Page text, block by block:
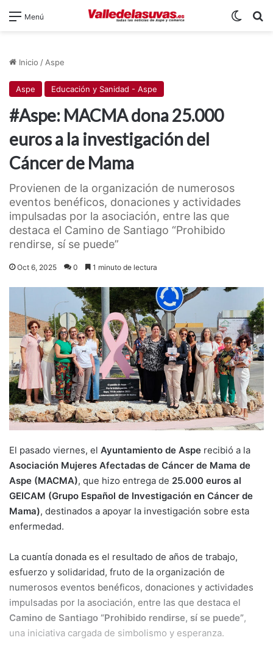
Menú
Inicio / Aspe
Aspe Educación y Sanidad - Aspe
#Aspe: MACMA dona 25.000
euros a la investigación del
Cáncer de Mama
Provienen de la organización de numerosos
eventos benéficos, donaciones y actividades
impulsadas por la asociación, entre las que
destaca el Camino de Santiago “Prohibido
rendirse, sí se puede”
Oct 6, 2025 0 1 minuto de lectura
El pasado viernes, el Ayuntamiento de Aspe recibió a la
Asociación Mujeres Afectadas de Cáncer de Mama de
Aspe (MACMA), que hizo entrega de 25.000 euros al
GEICAM (Grupo Español de Investigación en Cáncer de
Mama), destinados a apoyar la investigación sobre esta
enfermedad.
La cuantía donada es el resultado de años de trabajo,
esfuerzo y solidaridad, fruto de la organización de
numerosos eventos benéficos, donaciones y actividades
impulsadas por la asociación, entre las que destaca el
Camino de Santiago “Prohibido rendirse, sí se puede”,
una iniciativa cargada de simbolismo y esperanza.